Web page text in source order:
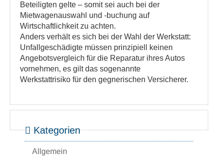
Beteiligten gelte – somit sei auch bei der
Mietwagenauswahl und -buchung auf
Wirtschaftlichkeit zu achten.
Anders verhält es sich bei der Wahl der Werkstatt:
Unfallgeschädigte müssen prinzipiell keinen
Angebotsvergleich für die Reparatur ihres Autos
vornehmen, es gilt das sogenannte
Werkstattrisiko für den gegnerischen Versicherer.
Kategorien
Allgemein